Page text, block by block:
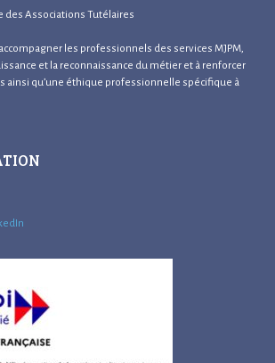
des Associations Tutélaires
les professionnels des services MJPM,
et la reconnaissance du métier et à renforcer
ainsi qu’une éthique professionnelle spécifique à